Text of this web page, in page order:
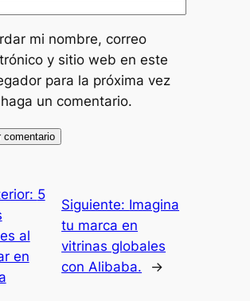
mi nombre, correo
y sitio web en este
para la próxima vez
un comentario.
5
al
en
Siguiente: Imagina
tu marca en
vitrinas globales
con Alibaba.
→